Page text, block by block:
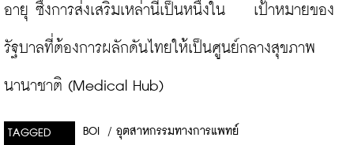
อายุ ซึ่งการส่งเสริมเหล่านี้เป็นหนึ่งใน    เป้าหมายของ
รัฐบาลที่ต้องการผลักดันไทยให้เป็นศูนย์กลางสุขภาพ
นานาชาติ (Medical Hub)
TAGGED BOI / อุตสาหกรรมทางการแพทย์